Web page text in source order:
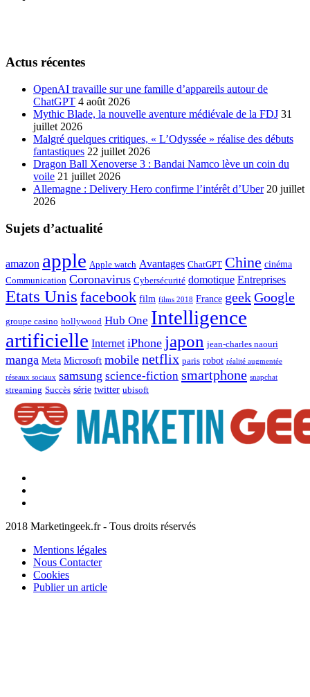
Actus récentes
OpenAI travaille sur une famille d’appareils autour de
ChatGPT 4 août 2026
Mythic Blade, la nouvelle aventure médiévale de la FDJ 31
juillet 2026
Malgré quelques critiques, « L’Odyssée » réalise des débuts
fantastiques 22 juillet 2026
Dragon Ball Xenoverse 3 : Bandai Namco lève un coin du
voile 21 juillet 2026
Allemagne : Delivery Hero confirme l’intérêt d’Uber 20 juillet
2026
Sujets d’actualité
amazon apple Apple watch Avantages ChatGPT Chine cinéma
Communication Coronavirus Cybersécurité domotique Entreprises
Etats Unis facebook film films 2018 France geekGoogle
groupe casino hollywood Hub One Intelligence
artificielle Internet iPhone japon jean-charles naouri
manga Meta Microsoft mobile netflix paris robot réalité augmentée
réseaux sociaux samsung science-fiction smartphone snapchat
streaming Succès série twitter ubisoft
2018 Marketingeek.fr - Tous droits réservés
Mentions légales
Nous Contacter
Cookies
Publier un article